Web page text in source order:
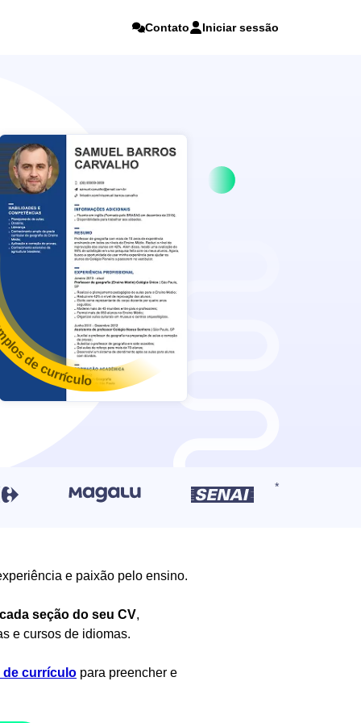
Contato Iniciar sessão
de currículo
e paixão pelo ensino.
cada seção do seu CV,
e cursos de idiomas.
de currículo para preencher e